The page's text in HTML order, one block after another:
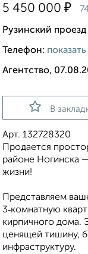
5 450 000 ₽
Рузинский
Телефон:
Агентство,
В
Арт. 132728320
Продается
районе Ногинска
жизни!
Представляем
3‑комнатную
кирпичного дома.
ценящей тишину,
инфраструктуру.